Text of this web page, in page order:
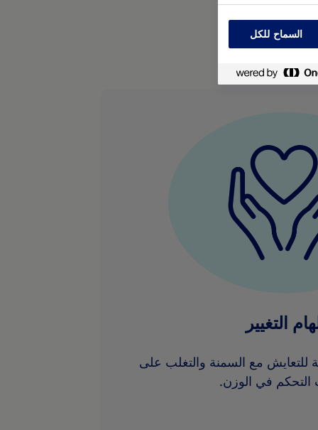
التغيير
مع السمنة والتغلب على
التحكم في الوزن.
السماح للكل